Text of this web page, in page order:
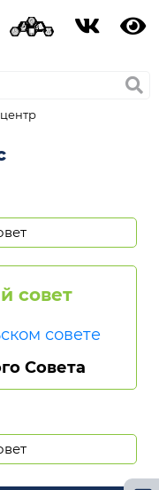
совет
совете
Совета